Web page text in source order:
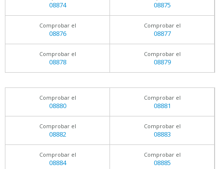
08874 08875
Comprobar el
08876
Comprobar el
08877
Comprobar el
08878
Comprobar el
08879
Comprobar el
08880
Comprobar el
08881
Comprobar el
08882
Comprobar el
08883
Comprobar el
08884
Comprobar el
08885